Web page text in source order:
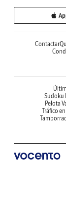
Contactar
Sudoku
Pelota
Tráfico